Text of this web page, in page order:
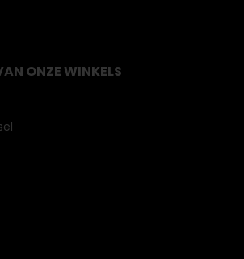
ONZE WINKELS